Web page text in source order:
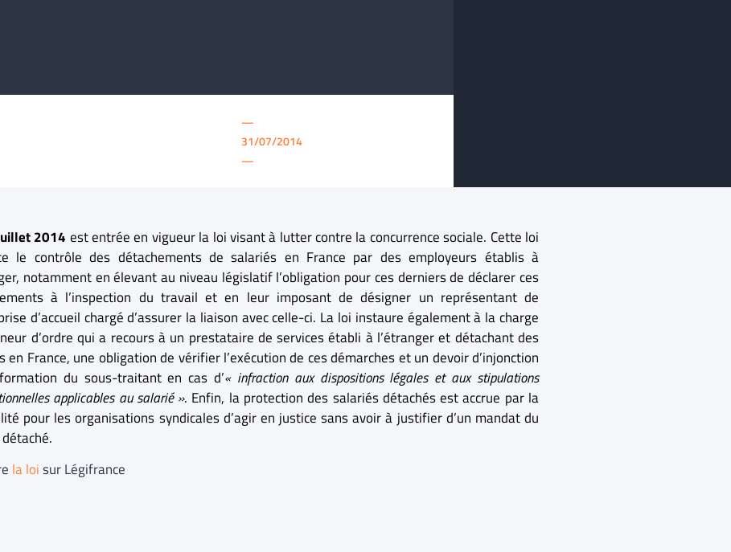
—
31/07/2014
—
2014 est entrée en vigueur la loi visant à lutter contre la concurrence sociale. Cette loi
le contrôle des détachements de salariés en France par des employeurs établis à
notamment en élevant au niveau législatif l’obligation pour ces derniers de déclarer ces
à l’inspection du travail et en leur imposant de désigner un représentant de
d’accueil chargé d’assurer la liaison avec celle-ci. La loi instaure également à la charge
d’ordre qui a recours à un prestataire de services établi à l’étranger et détachant des
en France, une obligation de vérifier l’exécution de ces démarches et un devoir d’injonction
du sous-traitant en cas d’« infraction aux dispositions légales et aux stipulations
applicables au salarié ». Enfin, la protection des salariés détachés est accrue par la
pour les organisations syndicales d’agir en justice sans avoir à justifier d’un mandat du
la loisur Légifrance